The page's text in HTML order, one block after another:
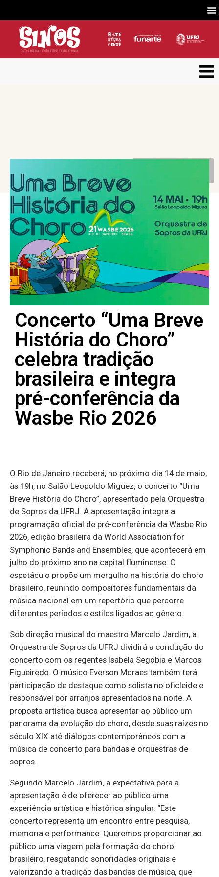
Concerto “Uma Breve
História do Choro”
celebra tradição
brasileira e integra
pré-conferência da
Wasbe Rio 2026
O Rio de Janeiro receberá, no próximo dia 14 de maio,
às 19h, no Salão Leopoldo Miguez, o concerto “Uma
Breve História do Choro”, apresentado pela Orquestra
de Sopros da UFRJ. A apresentação integra a
programação oficial de pré-conferência da Wasbe Rio
2026, edição brasileira da World Association for
Symphonic Bands and Ensembles, que acontecerá em
julho do próximo ano na capital fluminense. O
espetáculo propõe um mergulho na história do choro
brasileiro, reunindo compositores fundamentais da
música nacional em um repertório que percorre
diferentes períodos e estilos ligados ao gênero.
Sob direção musical do maestro Marcelo Jardim, a
Orquestra de Sopros da UFRJ dividirá a condução do
concerto com os regentes Isabela Segobia e Marcos
Figueiredo. O músico Everson Moraes também terá
participação de destaque como solista no oficleide e
responsável por arranjos apresentados na noite. A
proposta artística busca apresentar ao público um
panorama da evolução do choro, desde suas raízes no
século XIX até diálogos contemporâneos com a
música de concerto para bandas e orquestras de
sopros.
Segundo Marcelo Jardim, a expectativa para a
apresentação é de oferecer ao público uma
experiência artística e histórica singular. “Este
concerto representa um encontro entre pesquisa,
memória e performance. Queremos proporcionar ao
público uma viagem pela formação do choro
brasileiro, resgatando sonoridades originais e
valorizando a tradição das bandas de música, que